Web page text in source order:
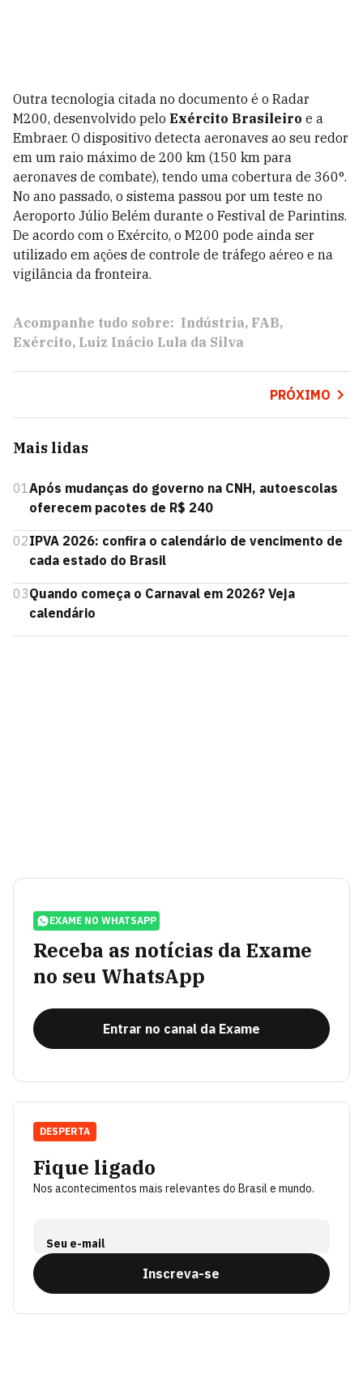
Outra tecnologia citada no documento é o Radar
M200, desenvolvido pelo Exército Brasileiro e a
Embraer. O dispositivo detecta aeronaves ao seu redor
em um raio máximo de 200 km (150 km para
aeronaves de combate), tendo uma cobertura de 360°.
No ano passado, o sistema passou por um teste no
Aeroporto Júlio Belém durante o Festival de Parintins.
De acordo com o Exército, o M200 pode ainda ser
utilizado em ações de controle de tráfego aéreo e na
vigilância da fronteira.
Acompanhe tudo sobre: Indústria FAB
Exército Luiz Inácio Lula da Silva
PRÓXIMO
Mais lidas
01 Após mudanças do governo na CNH, autoescolas
oferecem pacotes de R$ 240
02IPVA 2026: confira o calendário de vencimento de
cada estado do Brasil
03Quando começa o Carnaval em 2026? Veja
calendário
EXAME NO WHATSAPP
Receba as notícias da Exame
no seu WhatsApp
Entrar no canal da Exame
Fique ligado
Nos acontecimentos mais relevantes do Brasil e mundo.
Seu e-mail
Inscreva-se
DESPERTA